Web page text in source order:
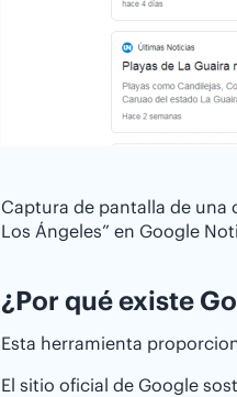
Captura de pantalla de una
Los Ángeles” en Google
¿Por qué existe
Esta herramienta
El sitio oficial de Google